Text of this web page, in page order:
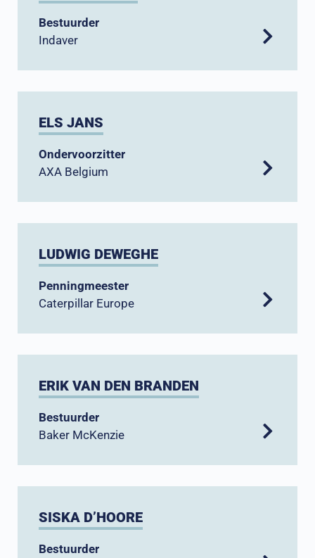
Bestuurder
Indaver
ELS JANS
Ondervoorzitter
AXA Belgium
LUDWIG DEWEGHE
Penningmeester
Caterpillar Europe
ERIK VAN DEN BRANDEN
Bestuurder
Baker McKenzie
SISKA D’HOORE
Bestuurder